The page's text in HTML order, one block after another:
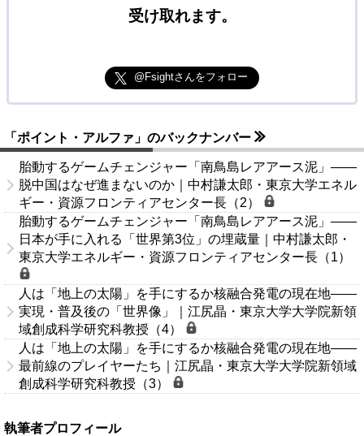
受け取れます。
@Fsightさんをフォロー
「ポイント・アルファ」のバックナンバー
胎動するゲームチェンジャー「南鳥島レアアース泥」――
脱中国はなぜ進まないのか｜中村謙太郎・東京大学エネル
ギー・資源フロンティアセンター長（2）
胎動するゲームチェンジャー「南鳥島レアアース泥」――
日本が手に入れる「世界第3位」の埋蔵量｜中村謙太郎・
東京大学エネルギー・資源フロンティアセンター長（1）
人は「地上の太陽」を手にするか核融合発電の現在地――
実現・普及後の「世界像」｜江尻晶・東京大学大学院新領
域創成科学研究科教授（4）
人は「地上の太陽」を手にするか核融合発電の現在地――
最前線のプレイヤーたち｜江尻晶・東京大学大学院新領域
創成科学研究科教授（3）
執筆者プロフィール